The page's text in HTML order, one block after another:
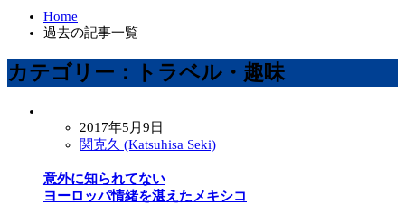
Home
過去の記事一覧
カテゴリー：トラベル・趣味
2017年5月9日
関克久 (Katsuhisa Seki)
意外に知られてない
ヨーロッパ情緒を湛えたメキシコ